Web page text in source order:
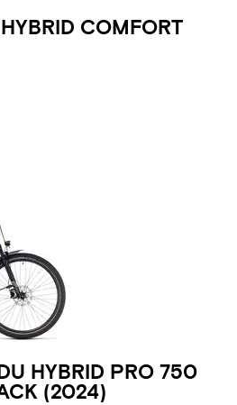
COMFORT
HYBRID PRO 750
(2024)